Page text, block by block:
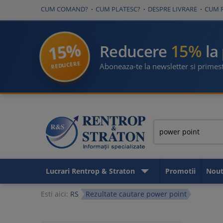
CUM COMAND? CUM PLATESC? DESPRE LIVRARE CUM
15%
REDUCERE
Reducere 15%
Aboneaza-te la newsletter si
Lucrari Rentrop & Straton Promotii
Esti aici: RS Rezultate cautare power point